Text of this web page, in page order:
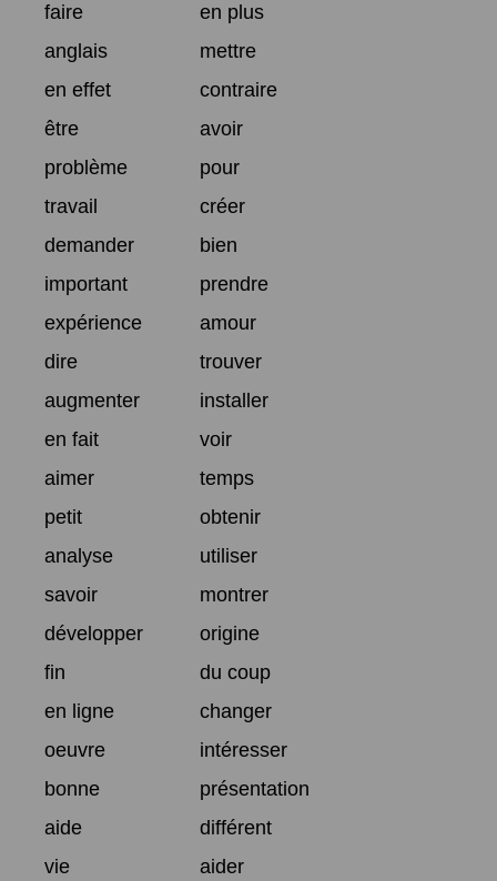
faire
en plus
anglais
mettre
en effet
contraire
être
avoir
problème
pour
travail
créer
demander
bien
important
prendre
expérience
amour
dire
trouver
augmenter
installer
en fait
voir
aimer
temps
petit
obtenir
analyse
utiliser
savoir
montrer
développer
origine
fin
du coup
en ligne
changer
oeuvre
intéresser
bonne
présentation
aide
différent
vie
aider